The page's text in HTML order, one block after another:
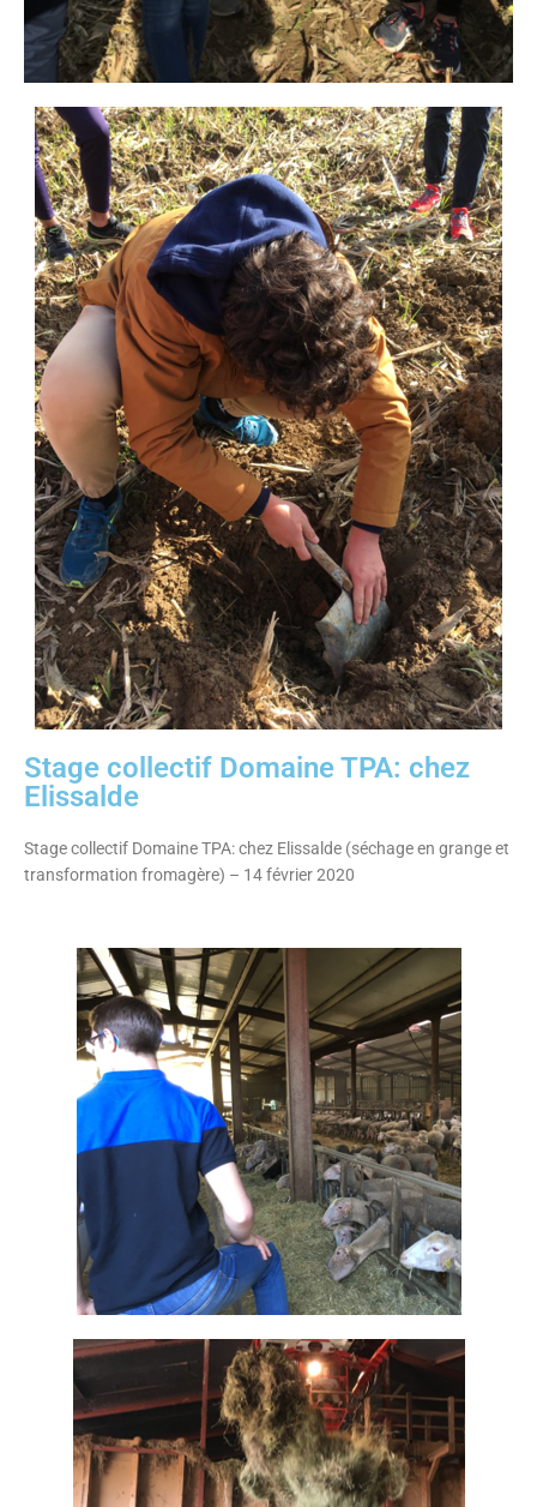
Stage collectif Domaine TPA: chez
Elissalde
Stage collectif Domaine TPA: chez Elissalde (séchage en grange et
transformation fromagère) – 14 février 2020